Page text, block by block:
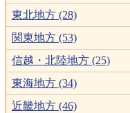
東北地方 (28)
関東地方 (53)
信越・北陸地方 (25)
東海地方 (34)
近畿地方 (46)